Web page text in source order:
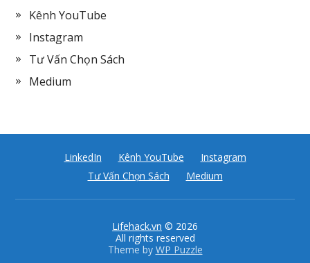
Kênh YouTube
Instagram
Tư Vấn Chọn Sách
Medium
LinkedIn Kênh YouTube
Instagram
Tư Vấn Chọn Sách
Medium
Lifehack.vn © 2026
All rights reserved
Theme by WP Puzzle